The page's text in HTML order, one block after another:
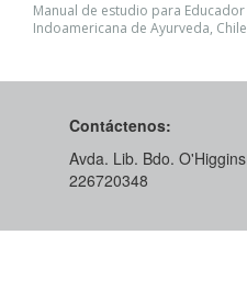
Manual de estudio para
Indoamericana de Ayurveda,
Contáctenos:
Avda. Lib. Bdo.
226720348